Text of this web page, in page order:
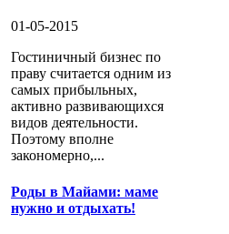
01-05-2015
Гостиничный бизнес по
праву считается одним из
самых прибыльных,
активно развивающихся
видов деятельности.
Поэтому вполне
закономерно,...
Роды в Майами: маме
нужно и отдыхать!